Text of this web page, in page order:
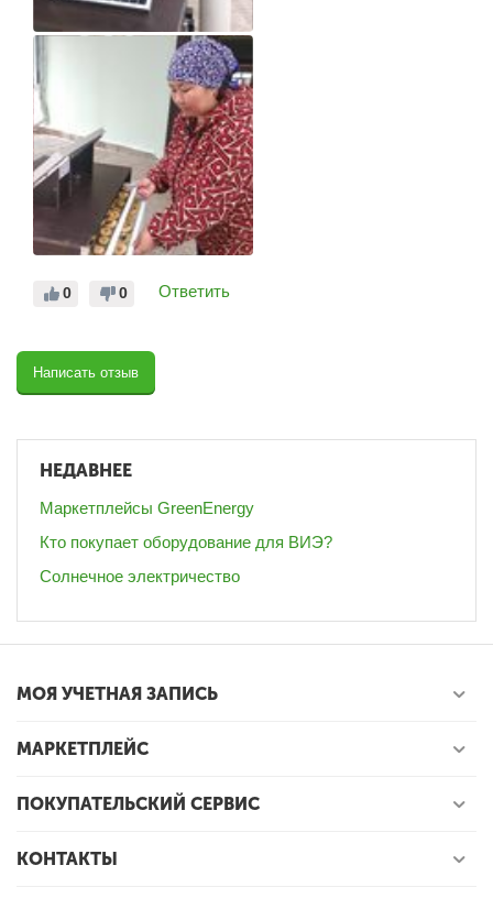
0
0 Ответить
Написать отзыв
НЕДАВНЕЕ
Маркетплейсы GreenEnergy
Кто покупает оборудование для ВИЭ?
Солнечное электричество
МОЯ УЧЕТНАЯ ЗАПИСЬ
МАРКЕТПЛЕЙС
ПОКУПАТЕЛЬСКИЙ СЕРВИС
КОНТАКТЫ